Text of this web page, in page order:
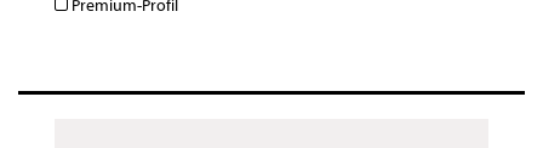
Premium-Profil